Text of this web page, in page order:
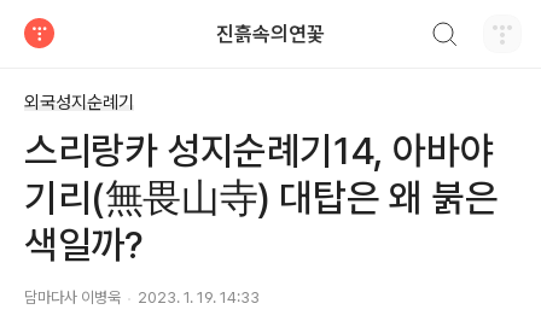
진흙속의연꽃
외국성지순례기
스리랑카 성지순례기14, 아바야
기리(無畏山寺) 대탑은 왜 붉은
색일까?
담마다사 이병욱 2023. 1. 19. 14:33